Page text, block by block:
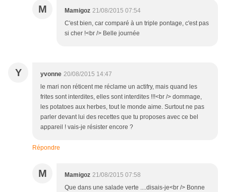
M Mamigoz 21/08/2015 07:54
C'est bien, car comparé à un triple pontage, c'est pas
si cher !<br /> Belle journée
Y yvonne 20/08/2015 14:47
le mari non réticent me réclame un actifry, mais quand les
frites sont interdites, elles sont interdites !!!<br /> dommage,
les potatoes aux herbes, tout le monde aime. Surtout ne pas
parler devant lui des recettes que tu proposes avec ce bel
appareil ! vais-je résister encore ?
Répondre
M Mamigoz 21/08/2015 07:58
Que dans une salade verte ....disais-je<br /> Bonne